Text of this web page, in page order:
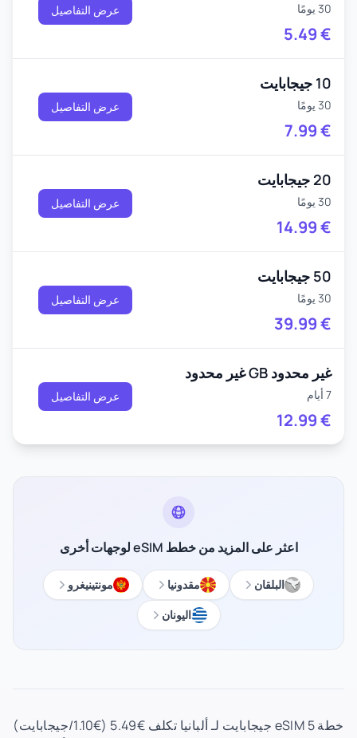
30 يومًا
5.49€
عرض التفاصيل
10 جيجابايت
30 يومًا
7.99€
عرض التفاصيل
20 جيجابايت
30 يومًا
14.99€
عرض التفاصيل
50 جيجابايت
30 يومًا
39.99€
عرض التفاصيل
غير محدود GB غير محدود
7 أيام
12.99€
عرض التفاصيل
اعثر على المزيد من خطط eSIM لوجهات أخرى
البلقان مقدونيا
مونتينيغرو
اليونان
خطة eSIM 5 جيجابايت لـ ألبانيا تكلف €5.49 (€1.10/جيجابايت)